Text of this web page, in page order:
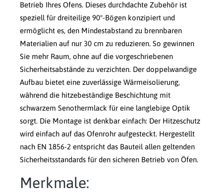
Betrieb Ihres Ofens. Dieses durchdachte Zubehör ist
speziell für dreiteilige 90°-Bögen konzipiert und
ermöglicht es, den Mindestabstand zu brennbaren
Materialien auf nur 30 cm zu reduzieren. So gewinnen
Sie mehr Raum, ohne auf die vorgeschriebenen
Sicherheitsabstände zu verzichten. Der doppelwandige
Aufbau bietet eine zuverlässige Wärmeisolierung,
während die hitzebeständige Beschichtung mit
schwarzem Senothermlack für eine langlebige Optik
sorgt. Die Montage ist denkbar einfach: Der Hitzeschutz
wird einfach auf das Ofenrohr aufgesteckt. Hergestellt
nach EN 1856-2 entspricht das Bauteil allen geltenden
Sicherheitsstandards für den sicheren Betrieb von Öfen.
Merkmale: